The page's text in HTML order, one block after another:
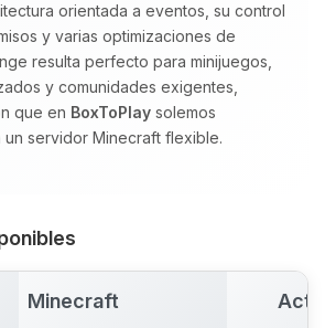
orientada a eventos, su control
y varias optimizaciones de
resulta perfecto para minijuegos,
y comunidades exigentes,
que en BoxToPlay solemos
servidor Minecraft flexible.
Minecraft